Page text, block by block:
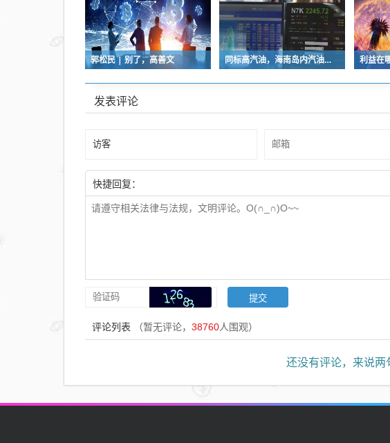
郭松民 | 别了，高善文 同标高汽油，海南岛内汽油比岛外基本贵一元多 利益在
发表评论
快捷回复：
评论列表 （暂无评论， 38760人围观）
还没有评论，来说两